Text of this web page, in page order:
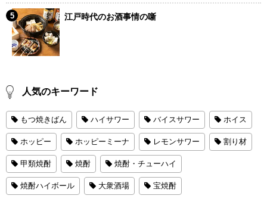
江戸時代のお酒事情の噺
人気のキーワード
もつ焼きばん ハイサワー バイスサワー ホイス
ホッピー ホッピーミーナ レモンサワー 割り材
甲類焼酎 焼酎 焼酎・チューハイ
焼酎ハイボール 大衆酒場 宝焼酎